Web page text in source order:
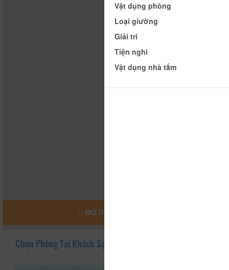
MỞ RỘNG BẢN ĐỒ
Chọn Phòng Tại Khách Sạn An Sơn
Vật dụng phòng
Loại giường
Giải trí
Tiện nghi
Vật dụng nhà tắm